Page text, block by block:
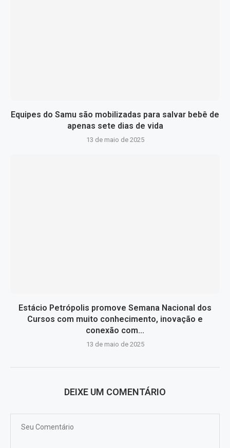
Equipes do Samu são mobilizadas para salvar bebê de
apenas sete dias de vida
13 de maio de 2025
Estácio Petrópolis promove Semana Nacional dos
Cursos com muito conhecimento, inovação e
conexão com...
13 de maio de 2025
DEIXE UM COMENTÁRIO